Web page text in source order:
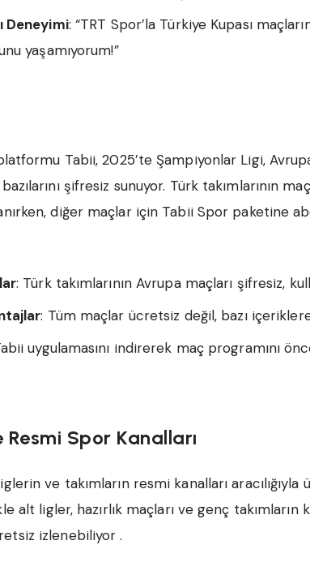
Deneyimi: “TRT Spor’la Türkiye Kupası
yaşamıyorum!”
Tabii, 2025’te Şampiyonlar Ligi,
şifresiz sunuyor. Türk takımlarının
diğer maçlar için Tabii Spor paketine
: Türk takımlarının Avrupa maçları şifresiz,
: Tüm maçlar ücretsiz değil, bazı
uygulamasını indirerek maç programını
Resmi Spor Kanalları
ve takımların resmi kanalları aracılığıyla
alt ligler, hazırlık maçları ve genç takımların
izlenebiliyor .